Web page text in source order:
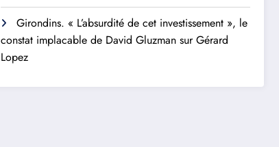
Girondins. « L’absurdité de cet investissement », le
constat implacable de David Gluzman sur Gérard
Lopez